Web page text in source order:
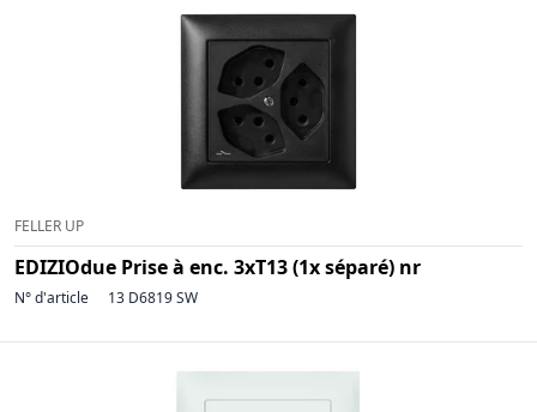
FELLER UP
EDIZIOdue Prise à enc. 3xT13 (1x séparé) nr
N° d'article 13 D6819 SW